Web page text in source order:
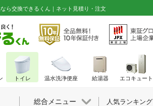
ら交換できるくん｜ネット見積り・注文
トイレ 温水洗浄便座 給湯器 エコキュート
総合メニュー 人気ランキング